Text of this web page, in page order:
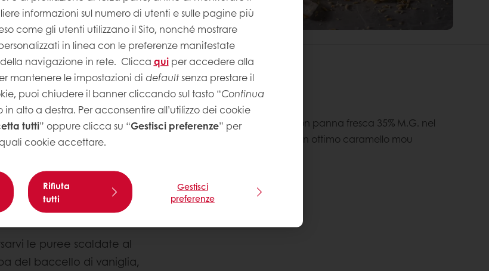
mixare.
con la panna semi
le puree scaldate al
del baccello di vaniglia,
Suggerimenti
Sostituendo le puree di frutta con panna fresca 35% M.G. nel
caramello, possiamo ottenere un ottimo caramello mou
informazioni sul numero di utenti e sulle pagine più
come gli utenti utilizzano il Sito, nonché mostrare
in linea con le preferenze manifestate
navigazione in rete. Clicca quiper accedere alla
mantenere le impostazioni di defaultsenza prestare il
puoi chiudere il banner cliccando sul tasto “Continua
in alto a destra. Per acconsentire all’utilizzo dei cookie
tutti” oppure clicca su “Gestisci preferenze” per
cookie accettare.
Rifiuta
tutti
Gestisci
preferenze